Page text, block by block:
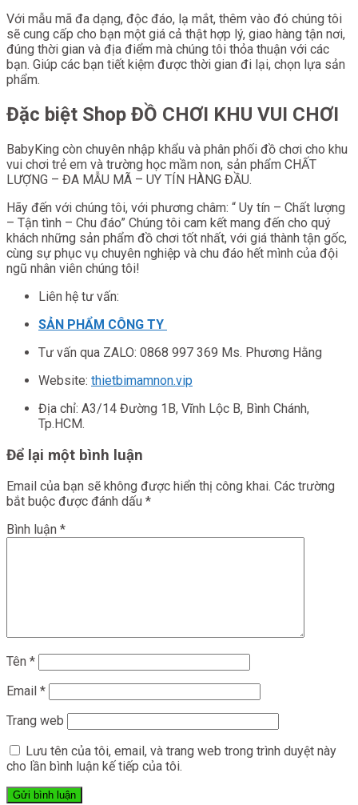
Với mẫu mã đa dạng, độc đáo, lạ mắt, thêm vào đó chúng tôi
sẽ cung cấp cho bạn một giá cả thật hợp lý, giao hàng tận nơi,
đúng thời gian và địa điểm mà chúng tôi thỏa thuận với các
bạn. Giúp các bạn tiết kiệm được thời gian đi lại, chọn lựa sản
phẩm.
Đặc biệt Shop ĐỒ CHƠI KHU VUI CHƠI
BabyKing còn chuyên nhập khẩu và phân phối đồ chơi cho khu
vui chơi trẻ em và trường học mầm non, sản phẩm CHẤT
LƯỢNG – ĐA MẪU MÃ – UY TÍN HÀNG ĐẦU.
Hãy đến với chúng tôi, với phương châm: “ Uy tín – Chất lượng
– Tận tình – Chu đáo” Chúng tôi cam kết mang đến cho quý
khách những sản phẩm đồ chơi tốt nhất, với giá thành tận gốc,
cùng sự phục vụ chuyên nghiệp và chu đáo hết mình của đội
ngũ nhân viên chúng tôi!
Liên hệ tư vấn:
SẢN PHẨM CÔNG TY
Tư vấn qua ZALO: 0868 997 369 Ms. Phương Hằng
Website: thietbimamnon.vip
Địa chỉ: A3/14 Đường 1B, Vĩnh Lộc B, Bình Chánh,
Tp.HCM.
Để lại một bình luận
Email của bạn sẽ không được hiển thị công khai. Các trường
bắt buộc được đánh dấu *
Bình luận *
Tên *
Email *
Trang web
Lưu tên của tôi, email, và trang web trong trình duyệt này
cho lần bình luận kế tiếp của tôi.